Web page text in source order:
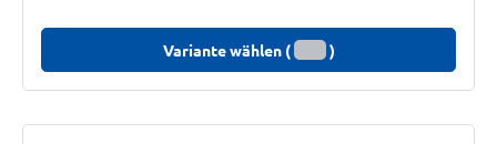
Variante wählen ( )